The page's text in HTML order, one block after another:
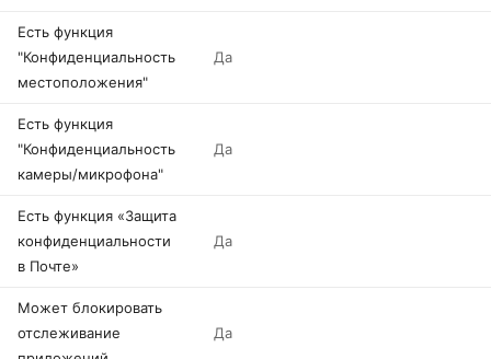
Есть функция
"Конфиденциальность
местоположения"
Да
Есть функция
"Конфиденциальность
камеры/микрофона"
Да
Есть функция «Защита
конфиденциальности
в Почте»
Да
Может блокировать
отслеживание
Да